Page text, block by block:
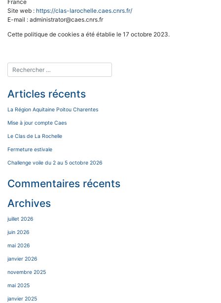
France
Site web : https://clas-larochelle.caes.cnrs.fr/
E-mail : administrator@caes.cnrs.fr
Cette politique de cookies a été établie le 17 octobre 2023.
Articles récents
La Région Aquitaine Poitou Charentes
Mise à jour compte Caes
Le Clas de La Rochelle
Fermeture estivale
Challenge voile du 2 au 5 octobre 2026
Commentaires récents
Archives
juillet 2026
juin 2026
mai 2026
janvier 2026
novembre 2025
mai 2025
janvier 2025